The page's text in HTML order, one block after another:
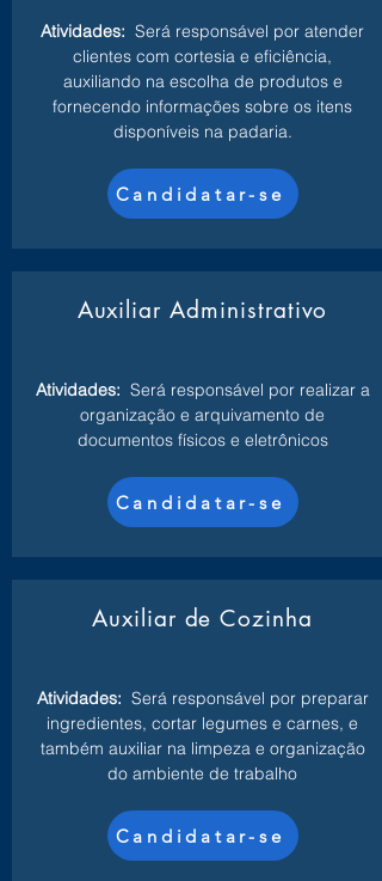
Atividades: Será responsável por atender
clientes com cortesia e eficiência,
auxiliando na escolha de produtos e
fornecendo informações sobre os itens
disponíveis na padaria.
Candidatar-se
Auxiliar Administrativo
Atividades: Será responsável por realizar a
organização e arquivamento de
documentos físicos e eletrônicos
Candidatar-se
Auxiliar de Cozinha
Atividades: Será responsável por preparar
ingredientes, cortar legumes e carnes, e
também auxiliar na limpeza e organização
do ambiente de trabalho
Candidatar-se